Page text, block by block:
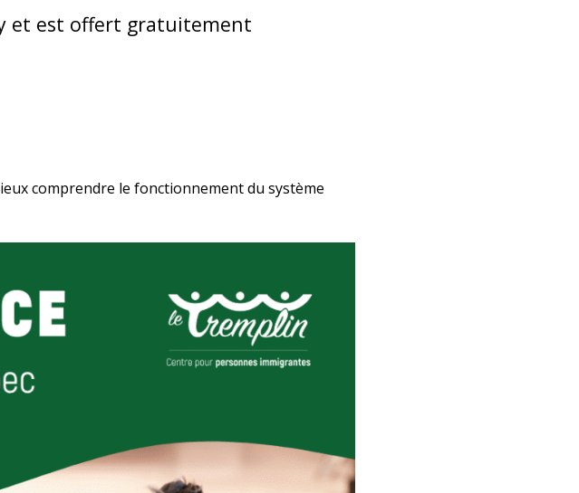
et est offert gratuitement
comprendre le fonctionnement du système